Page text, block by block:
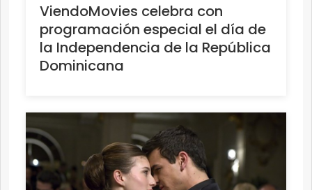
ViendoMovies celebra con
programación especial el día de
la Independencia de la República
Dominicana